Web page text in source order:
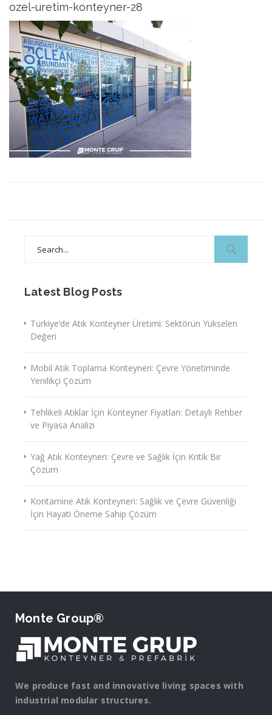
ozel-uretim-konteyner-28
Latest Blog Posts
Türkiye’de Atık Konteyner Üretimi: Sektörün Yükselen
Değeri
Mobil Atık Toplama Konteyneri: Çevre Yönetiminde
Yenilikçi Çözüm
Tehlikeli Atıklar İçin Konteyner Fiyatları: Detaylı Rehber
ve Piyasa Analizi
Yağ Atık Konteyneri: Çevre ve Sağlık İçin Kritik Bir
Çözüm
Kontamine Atık Konteyneri: Sağlık ve Çevre Güvenliği
İçin Hayati Öneme Sahip Çözüm
Monte Group®
We produce fast and innovative living spaces with
industrial modular structures.